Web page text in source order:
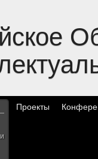
Проекты